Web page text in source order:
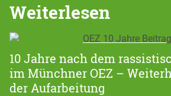
Weiterlesen
10 Jahre nach dem
im Münchner OEZ –
der Aufarbeitung